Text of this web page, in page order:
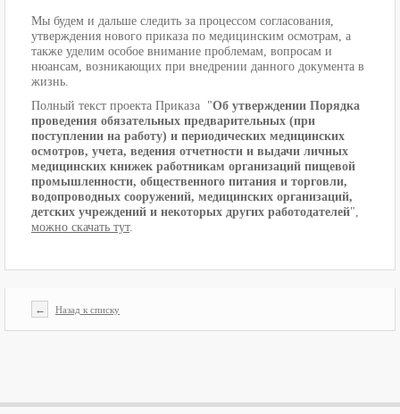
Мы будем и дальше следить за процессом согласования,
утверждения нового приказа по медицинским осмотрам, а
также уделим особое внимание проблемам, вопросам и
нюансам, возникающих при внедрении данного документа в
жизнь.
Полный текст проекта Приказа "Об утверждении Порядка
проведения обязательных предварительных (при
поступлении на работу) и периодических медицинских
осмотров, учета, ведения отчетности и выдачи личных
медицинских книжек работникам организаций пищевой
промышленности, общественного питания и торговли,
водопроводных сооружений, медицинских организаций,
детских учреждений и некоторых других работодателей",
можно скачать тут.
← Назад к списку